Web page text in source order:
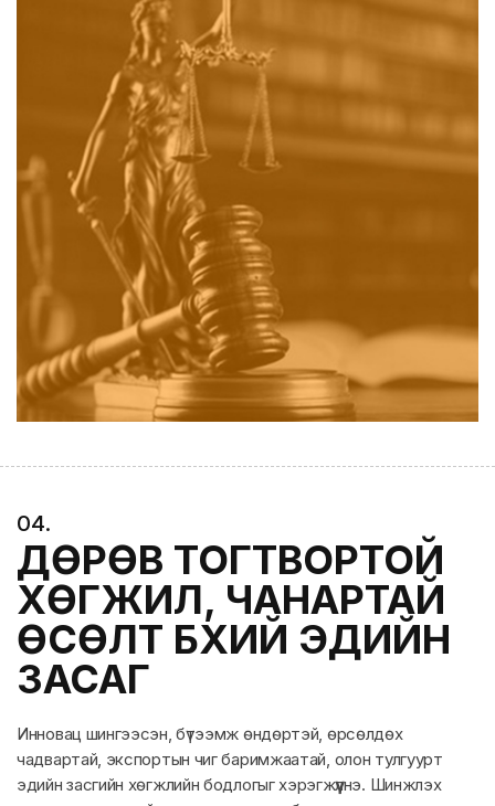
04.
ДӨРӨВ ТОГТВОРТОЙ
ХӨГЖИЛ, ЧАНАРТАЙ
ӨСӨЛТ БҮХИЙ ЭДИЙН
ЗАСАГ
Инновац шингээсэн, бүтээмж өндөртэй, өрсөлдөх
чадвартай, экспортын чиг баримжаатай, олон тулгуурт
эдийн засгийн хөгжлийн бодлогыг хэрэгжүүлнэ. Шинжлэх